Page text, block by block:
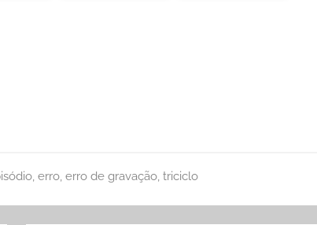
, erro, erro de gravação, triciclo